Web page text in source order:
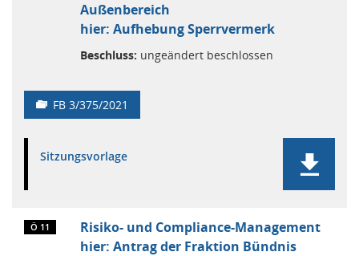
Außenbereich
hier: Aufhebung Sperrvermerk
Beschluss: ungeändert beschlossen
FB 3/375/2021
Sitzungsvorlage
Ö 11
Risiko- und Compliance-Management
hier: Antrag der Fraktion Bündnis